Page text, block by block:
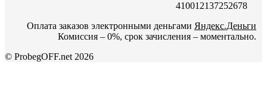
410012137252678
Оплата заказов электронными деньгами Яндекс.Деньги
Комиссия – 0%, срок зачисления – моментально.
© ProbegOFF.net 2026